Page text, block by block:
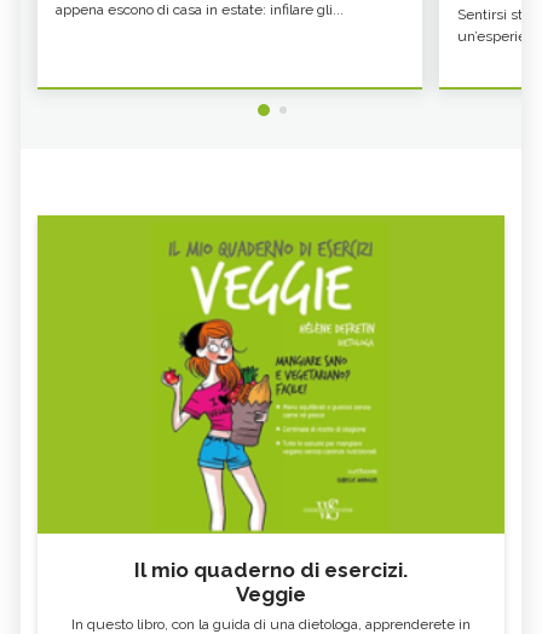
appena escono di casa in estate: infilare gli...
Sentirsi
Il mio quaderno di esercizi.
Veggie
In questo libro, con la guida di una dietologa, apprenderete in